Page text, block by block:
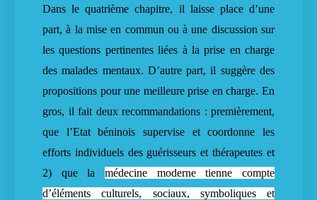
Dans le quatrième chapitre, il laisse place d’une
part, à la mise en commun ou à une discussion sur
les questions pertinentes liées à la prise en charge
des malades mentaux. D’autre part, il suggère des
propositions pour une meilleure prise en charge. En
gros, il fait deux recommandations : premièrement,
que l’Etat béninois supervise et coordonne les
efforts individuels des guérisseurs et thérapeutes et
2) que la médecine moderne tienne compte
d’éléments culturels, sociaux, symboliques et